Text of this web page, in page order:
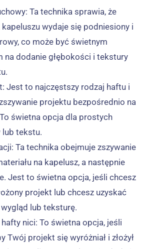
Ta technika sprawia, że
wydaje się podniesiony i
co może być świetnym
na dodanie głębokości i tekstury
Jest to najczęstszy rodzaj haftu i
projektu bezpośrednio na
świetna opcja dla prostych
tekstu.
Ta technika obejmuje zszywanie
na kapelusz, a następnie
Jest to świetna opcja, jeśli chcesz
projekt lub chcesz uzyskać
lub teksturę.
nici: To świetna opcja, jeśli
Twój projekt się wyróżniał i złożył